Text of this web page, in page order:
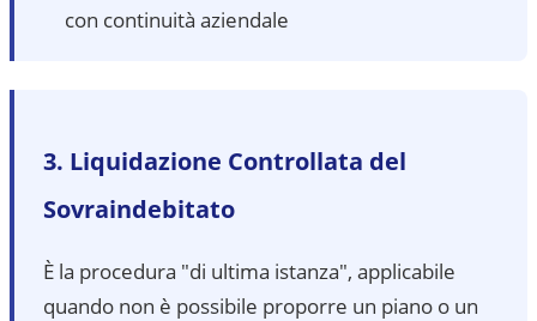
con continuità aziendale
3. Liquidazione Controllata del
Sovraindebitato
È la procedura "di ultima istanza", applicabile
quando non è possibile proporre un piano o un